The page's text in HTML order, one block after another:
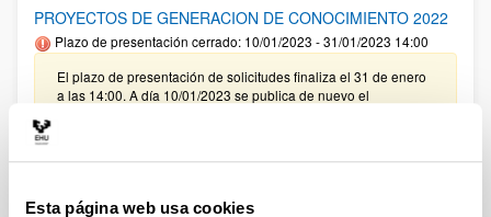
Esta página web usa cookies
PROYECTOS DE GENERACION DE CONOCIMIENTO 2022
Plazo de presentación cerrado: 10/01/2023 - 31/01/2023 14:00
El plazo de presentación de solicitudes finaliza el 31 de enero
a las 14:00. A día 10/01/2023 se publica de nuevo el
17/01/2023 se publica de nuevo el documento RESUMEN Y